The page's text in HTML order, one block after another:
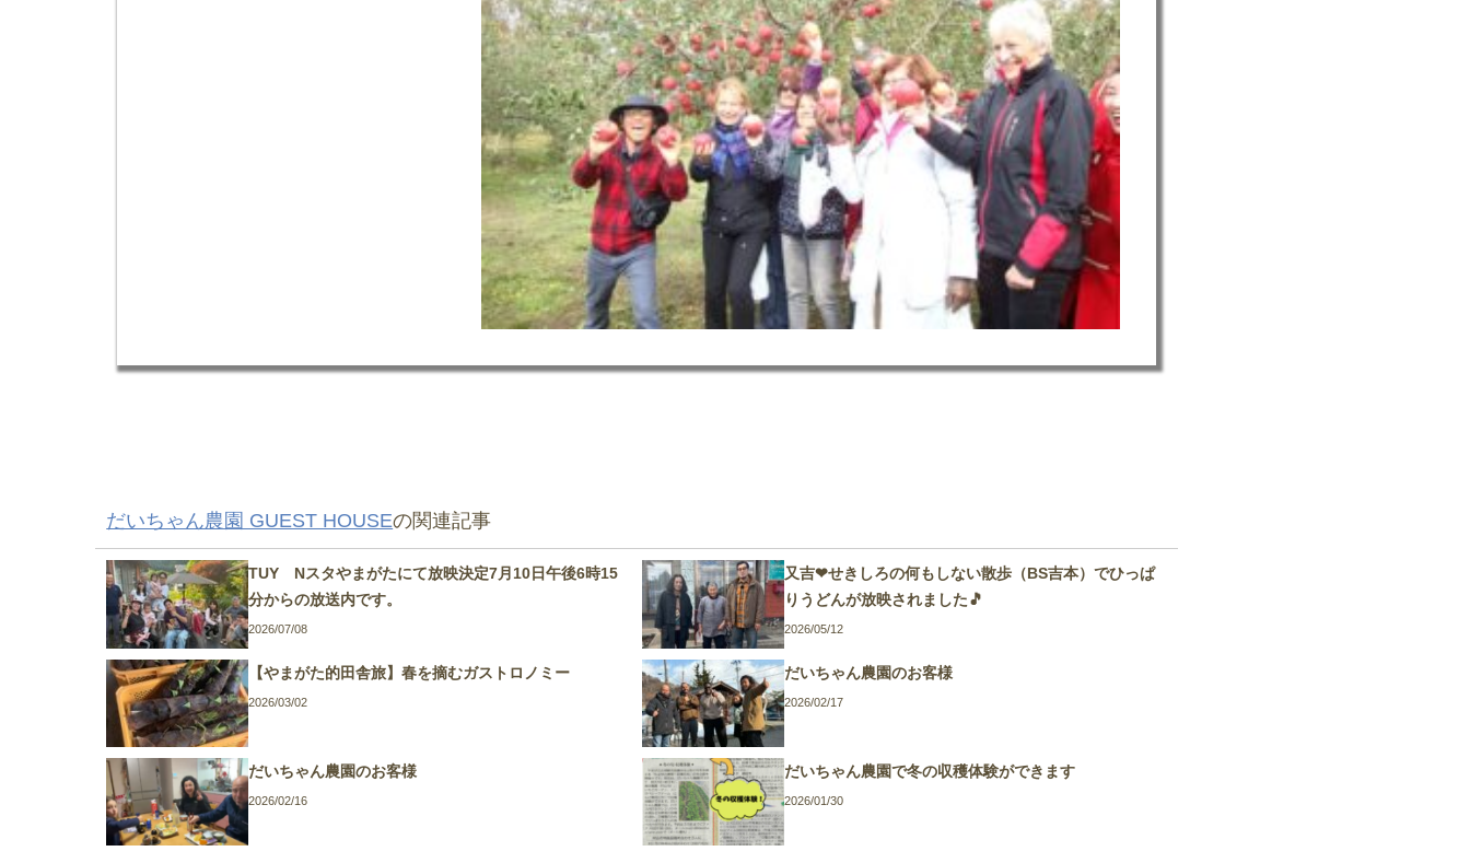
だいちゃん農園 GUEST HOUSEの関連記事
TUY Nスタやまがたにて放映決定7月10日午後6時15
分からの放送内です。
2026/07/08
又吉❤せきしろの何もしない散歩（BS吉本）でひっぱ
りうどんが放映されました🎵
2026/05/12
【やまがた的田舎旅】春を摘むガストロノミー
2026/03/02
だいちゃん農園のお客様
2026/02/17
だいちゃん農園のお客様
2026/02/16
だいちゃん農園で冬の収穫体験ができます
2026/01/30